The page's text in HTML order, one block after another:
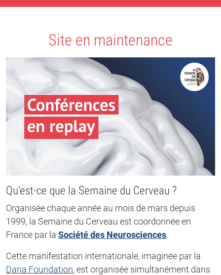
Site en maintenance
Qu’est-ce que la Semaine du Cerveau ?
Organisée chaque année au mois de mars depuis
1999, la Semaine du Cerveau est coordonnée en
France par la Société des Neurosciences.
Cette manifestation internationale, imaginée par la
Dana Foundation, est organisée simultanément dans